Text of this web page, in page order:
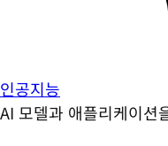
인공지능
AI 모델과 애플리케이션